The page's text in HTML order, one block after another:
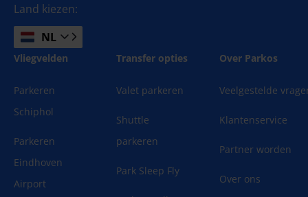
Prijs.Valet parkeren is vaak iets duurder dan shuttle
parkeren. Dat komt door het gemak dat de valet service met
zich meebrengt.
Land kiezen:
NL
Vliegvelden
Parkeren
Schiphol
Parkeren
Eindhoven
Airport
Transfer opties
Valet parkeren
Shuttle
parkeren
Park Sleep Fly
Over Parkos
Veelgestelde
Klantenservice
Partner worden
Over ons